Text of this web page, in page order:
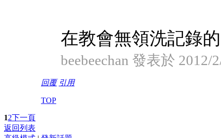
在教會無領洗記錄
beebeechan 發表於 2012/
回覆 引用
TOP
12下一頁
返回列表